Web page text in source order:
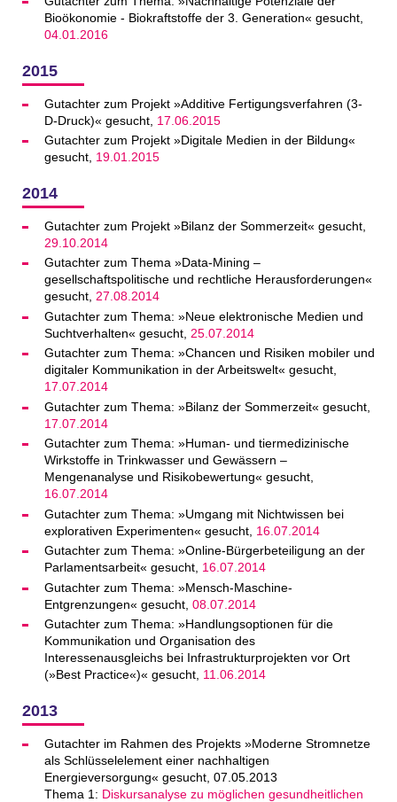
Bioökonomie - Biokraftstoffe der 3. Generation« gesucht,
04.01.2016
2015
Gutachter zum Projekt »Additive Fertigungsverfahren (3-
D-Druck)« gesucht, 17.06.2015
Gutachter zum Projekt »Digitale Medien in der Bildung«
gesucht, 19.01.2015
2014
Gutachter zum Projekt »Bilanz der Sommerzeit« gesucht,
29.10.2014
Gutachter zum Thema »Data-Mining –
gesellschaftspolitische und rechtliche Herausforderungen«
gesucht, 27.08.2014
Gutachter zum Thema: »Neue elektronische Medien und
Suchtverhalten« gesucht, 25.07.2014
Gutachter zum Thema: »Chancen und Risiken mobiler und
digitaler Kommunikation in der Arbeitswelt« gesucht,
17.07.2014
Gutachter zum Thema: »Bilanz der Sommerzeit« gesucht,
17.07.2014
Gutachter zum Thema: »Human- und tiermedizinische
Wirkstoffe in Trinkwasser und Gewässern –
Mengenanalyse und Risikobewertung« gesucht,
16.07.2014
Gutachter zum Thema: »Umgang mit Nichtwissen bei
explorativen Experimenten« gesucht, 16.07.2014
Gutachter zum Thema: »Online-Bürgerbeteiligung an der
Parlamentsarbeit« gesucht, 16.07.2014
Gutachter zum Thema: »Mensch-Maschine-
Entgrenzungen« gesucht, 08.07.2014
Gutachter zum Thema: »Handlungsoptionen für die
Kommunikation und Organisation des
Interessenausgleichs bei Infrastrukturprojekten vor Ort
(»Best Practice«)« gesucht, 11.06.2014
2013
Gutachter im Rahmen des Projekts »Moderne Stromnetze
als Schlüsselelement einer nachhaltigen
Energieversorgung« gesucht, 07.05.2013
Thema 1: Diskursanalyse zu möglichen gesundheitlichen